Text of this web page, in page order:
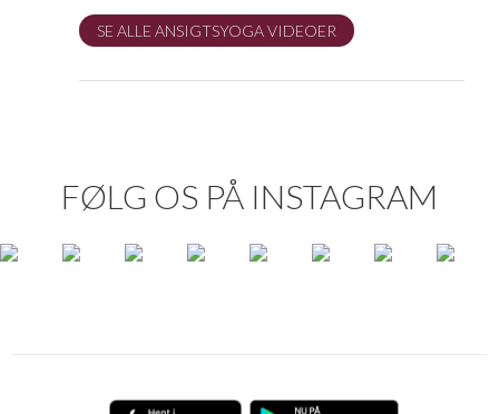
SE ALLE ANSIGTSYOGA VIDEOER
FØLG OS PÅ INSTAGRAM